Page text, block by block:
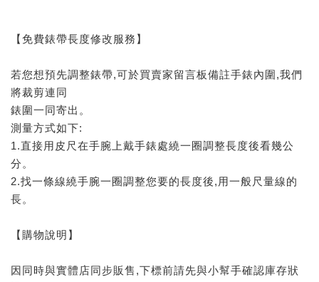
【免費錶帶長度修改服務】
若您想預先調整錶帶,可於買賣家留言板備註手錶內圍,我們
將裁剪連同
錶圍一同寄出。
測量方式如下:
1.直接用皮尺在手腕上戴手錶處繞一圈調整長度後看幾公
分。
2.找一條線繞手腕一圈調整您要的長度後,用一般尺量線的
長。
【購物說明】
因同時與實體店同步販售,下標前請先與小幫手確認庫存狀